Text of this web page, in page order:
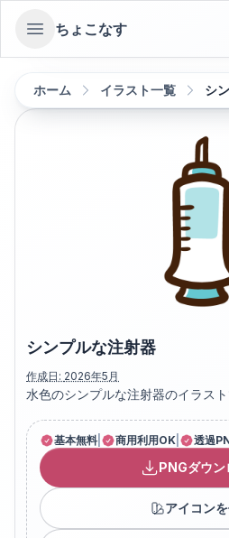
Open sidebar
ちょこなす
ホーム イラスト一覧 シ
シンプルな注射器
作成日: 2026年5月
水色のシンプルな注射器のイラスト
基本無料 商用利用OK 透過
PNGダウン
アイコン